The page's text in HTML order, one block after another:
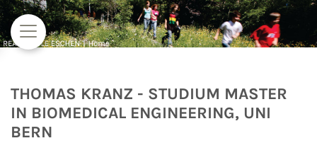
Zum Inhalt springen
THOMAS KRANZ - STUDIUM MASTER
IN BIOMEDICAL ENGINEERING, UNI
BERN